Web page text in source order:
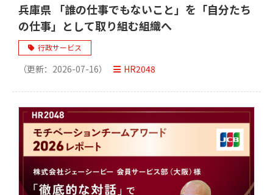
兵庫県 「誰の仕事でもないこと」を「自分たち
の仕事」として取り組む組織へ
行政サービス
（更新： 2026-07-16） HR2048